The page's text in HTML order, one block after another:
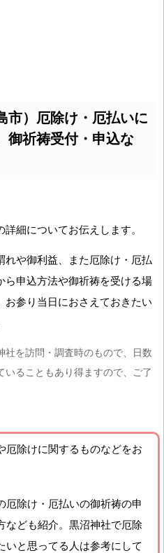
市）厄除け・厄払いに
御祈祷受付・申込な
細についてお伝えします。
れや御利益、また厄除け・厄払
ら申込方法や御祈祷を受ける場
お参り当日におさえておきたい
を訪問・調査時のもので、日数
いることもあり得ますので、ご了
厄除けに関するものなどをお
厄除け・厄払いの御祈祷の申
なども紹介。黒沼神社で厄除
いと思ってる人は参考にして